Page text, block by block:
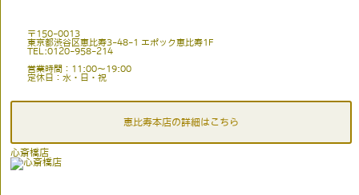
〒150-0013
東京都渋谷区恵比寿3-48-1 エポック恵比寿1F
TEL:0120-958-214
営業時間：11:00〜19:00
定休日：水・日・祝
恵比寿本店の詳細はこちら
心斎橋店